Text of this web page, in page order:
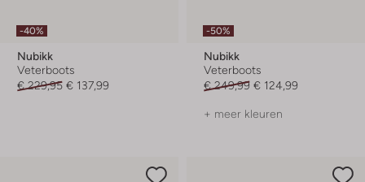
-40%
Nubikk
Veterboots
€ 229,95 € 137,99
-50%
Nubikk
Veterboots
€ 249,99 € 124,99
+ meer kleuren